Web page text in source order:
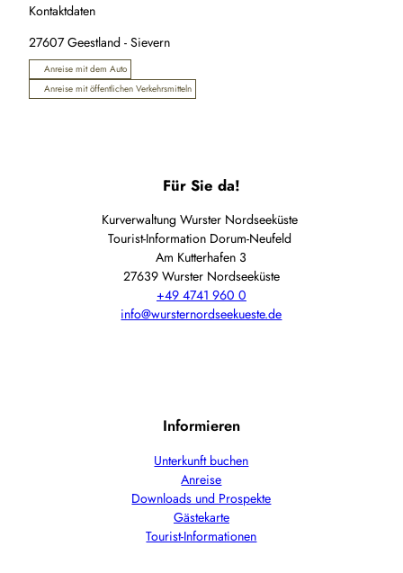
Kontaktdaten
27607Geestland - Sievern
Anreise mit dem Auto
Anreise mit öffentlichen Verkehrsmitteln
Für Sie da!
Kurverwaltung Wurster Nordseeküste
Tourist-Information Dorum-Neufeld
Am Kutterhafen 3
27639 Wurster Nordseeküste
+49 4741 960 0
info@wursternordseekueste.de
Informieren
Unterkunft buchen
Anreise
Downloads und Prospekte
Gästekarte
Tourist-Informationen